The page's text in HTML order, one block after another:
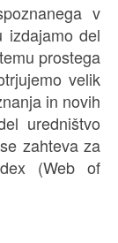
v
izdajamo del
prostega
velik
in novih
uredništvo
zahteva za
(Web of